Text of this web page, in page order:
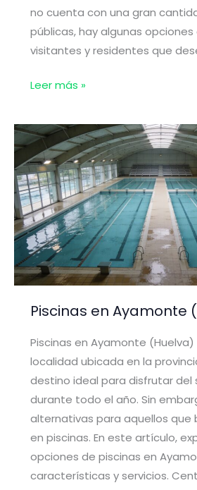
no cuenta con una gran
públicas, hay algunas
visitantes y residentes que
Piscinas
Beas
(Huelva)
Leer más »
Piscinas en Ayamonte
Piscinas en Ayamonte
localidad ubicada en la
destino ideal para disfrutar del
durante todo el año. Sin
alternativas para aquellos que
en piscinas. En este artículo,
opciones de piscinas en
características y servicios.